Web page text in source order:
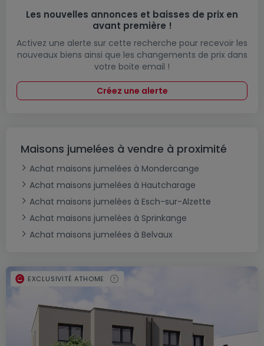
Les nouvelles annonces et baisses de prix en
avant première !
Activez une alerte sur cette recherche pour recevoir les
nouveaux biens ainsi que les changements de prix dans
votre boite email !
Créez une alerte
Maisons jumelées à vendre à proximité
Achat maisons jumelées à Mondercange
Achat maisons jumelées à Hautcharage
Achat maisons jumelées à Esch-sur-Alzette
Achat maisons jumelées à Sprinkange
Achat maisons jumelées à Belvaux
EXCLUSIVITÉ ATHOME